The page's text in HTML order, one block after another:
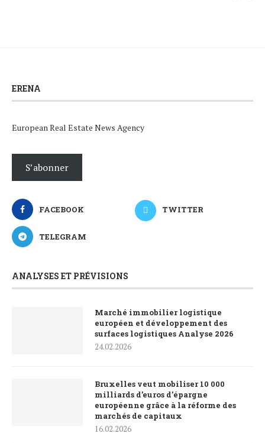
ERENA
European Real Estate News Agency
S’abonner
FACEBOOK TWITTER
TELEGRAM
ANALYSES ET PRÉVISIONS
Marché immobilier logistique
européen et développement des
surfaces logistiques Analyse 2026
24.02.2026
Bruxelles veut mobiliser 10 000
milliards d’euros d’épargne
européenne grâce à la réforme des
marchés de capitaux
16.02.2026